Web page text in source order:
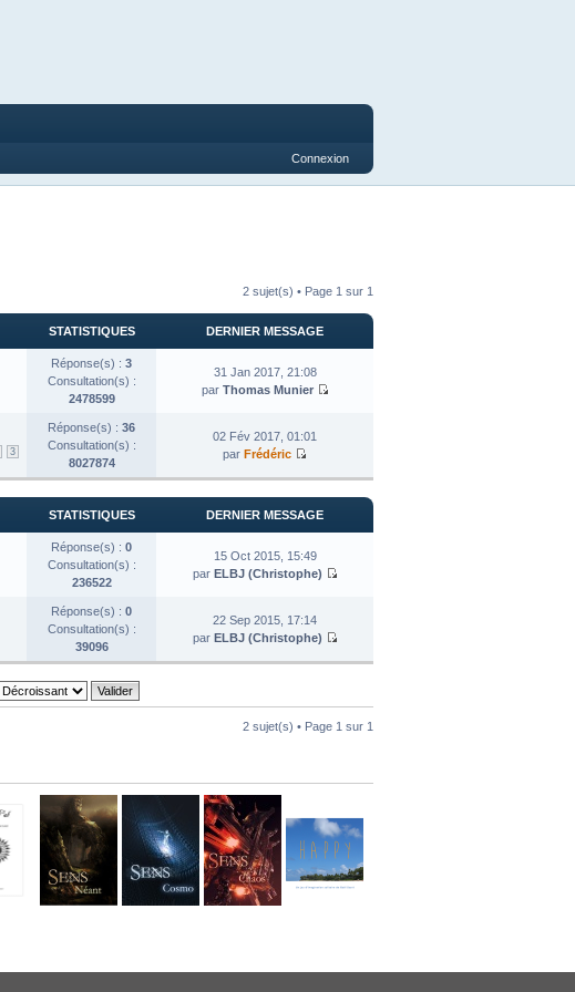
Connexion
2 sujet(s) • Page 1 sur 1
STATISTIQUES DERNIER MESSAGE
Réponse(s) : 3
Consultation(s) :
2478599
31 Jan 2017, 21:08
par Thomas Munier
3
Réponse(s) : 36
Consultation(s) :
8027874
02 Fév 2017, 01:01
par Frédéric
STATISTIQUES DERNIER MESSAGE
Réponse(s) : 0
Consultation(s) :
236522
15 Oct 2015, 15:49
par ELBJ (Christophe)
Réponse(s) : 0
Consultation(s) :
39096
22 Sep 2015, 17:14
par ELBJ (Christophe)
2 sujet(s) • Page 1 sur 1